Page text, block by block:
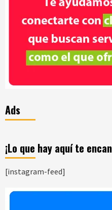
Ads
¡Lo que hay aquí te
[instagram-feed]